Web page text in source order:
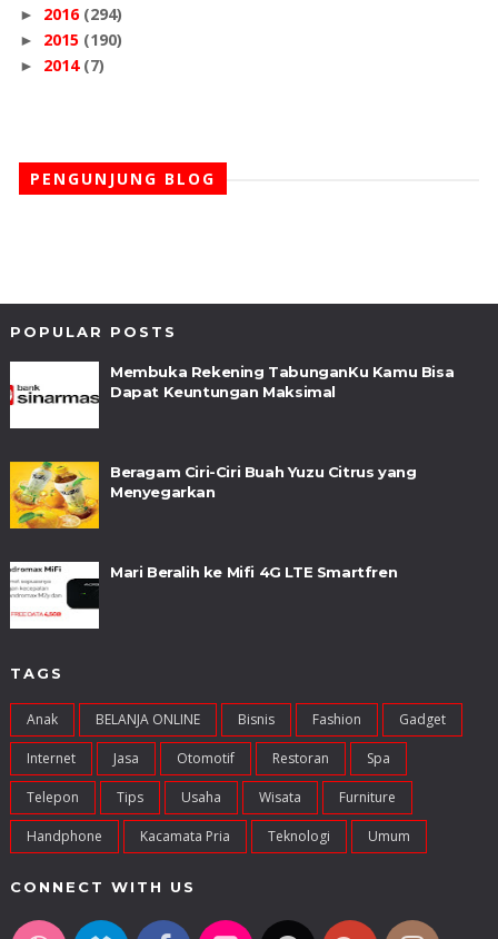
► 2016 (294)
► 2015 (190)
► 2014 (7)
PENGUNJUNG BLOG
POPULAR POSTS
Membuka Rekening TabunganKu Kamu Bisa
Dapat Keuntungan Maksimal
Beragam Ciri-Ciri Buah Yuzu Citrus yang
Menyegarkan
Mari Beralih ke Mifi 4G LTE Smartfren
TAGS
Anak BELANJA ONLINE Bisnis Fashion Gadget
Internet Jasa Otomotif Restoran Spa
Telepon Tips Usaha Wisata Furniture
Handphone Kacamata Pria Teknologi Umum
CONNECT WITH US